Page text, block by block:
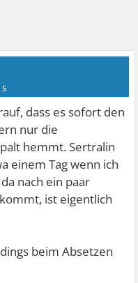
5
dass es sofort den
nur die
hemmt. Sertralin
einem Tag wenn ich
nach ein paar
ist eigentlich
beim Absetzen